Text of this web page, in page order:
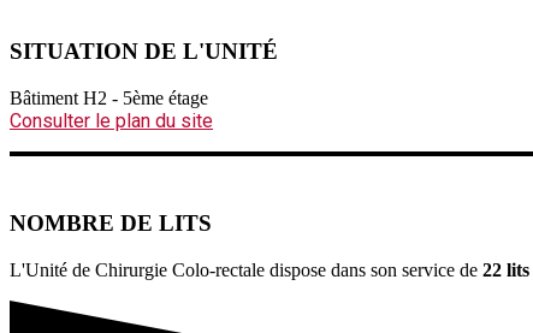
SITUATION DE L'UNITÉ
Bâtiment H2 - 5ème étage
Consulter le plan du site
NOMBRE DE LITS
L'Unité de Chirurgie Colo-rectale dispose dans son service de 22 lits